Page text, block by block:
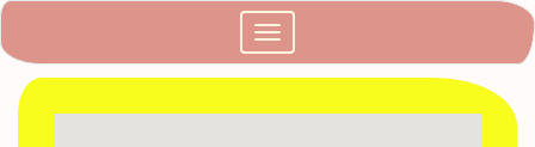
Přejít
k
hlavnímu
obsahu
Toggle
navigation